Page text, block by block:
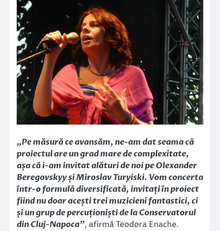
„Pe măsură ce avansăm, ne-am dat seama că
proiectul are un grad mare de complexitate,
așa că i-am invitat alături de noi pe Olexander
Beregovskyy și Miroslav Turyiski. Vom concerta
într-o formulă diversificată, invitați în proiect
fiind nu doar acești trei muzicieni fantastici, ci
și un grup de percuționiști de la Conservatorul
din Cluj-Napoca”, afirmă Teodora Enache.